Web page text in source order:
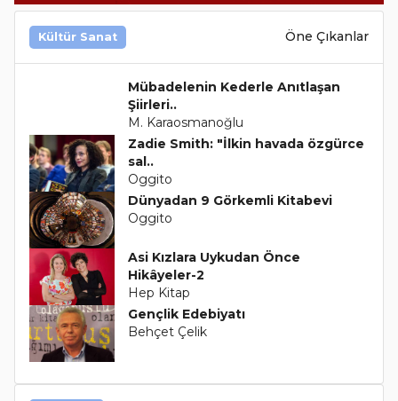
Kültür Sanat Öne Çıkanlar
Mübadelenin Kederle Anıtlaşan
Şiirleri..
M. Karaosmanoğlu
Zadie Smith: "İlkin havada özgürce
sal..
Oggito
Dünyadan 9 Görkemli Kitabevi
Oggito
Asi Kızlara Uykudan Önce
Hikâyeler-2
Hep Kitap
Gençlik Edebiyatı
Behçet Çelik